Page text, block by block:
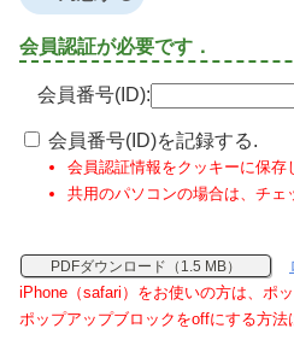
会員認証が必要です．
会員番号(ID):
会員番号(ID)を記録する.
会員認証情報をクッキーに保
共用のパソコンの場合は、チェ
PDFダウンロード（1.5 MB）
iPhone（safari）をお使いの方は、ポ
ポップアップブロックをoffにする方法